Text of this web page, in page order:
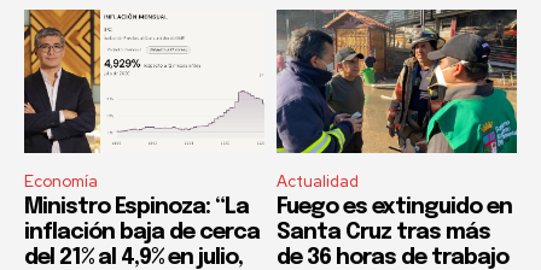
Economía
Ministro Espinoza: “La
inflación baja de cerca
del 21% al 4,9% en julio,
Actualidad
Fuego es extinguido en
Santa Cruz tras más
de 36 horas de trabajo